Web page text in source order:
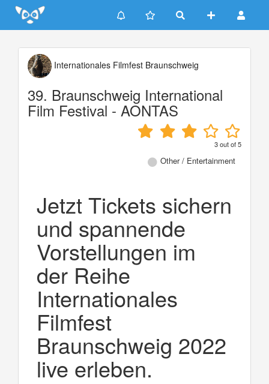
Update cookies preferences
Internationales Filmfest Braunschweig
39. Braunschweig International
Film Festival - AONTAS
3out of5
Other / Entertainment
Jetzt Tickets sichern
und spannende
Vorstellungen im
der Reihe
Internationales
Filmfest
Braunschweig 2022
live erleben.